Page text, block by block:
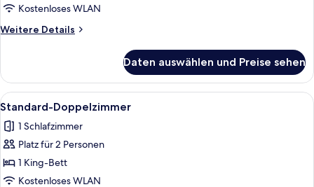
Kostenloses WLAN
Weitere Details
Weitere
Daten auswählen und Preise sehen
Alle
Fotos
für
Standard-
Doppelzimmer
anzeigen
Ein Hotelzimmer mit einem großen
2
Standard-Doppelzimmer
1 Schlafzimmer
Platz für 2 Personen
1 King-Bett
Kostenloses WLAN